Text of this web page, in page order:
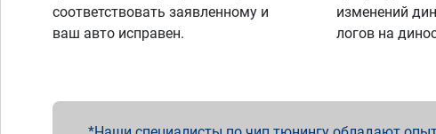
соответствовать заявленному и
ваш авто исправен.
изменений
логов на